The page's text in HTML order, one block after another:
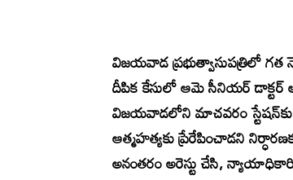
విజయవాడ ప్రభుత్వాసుపత్రిలో గత
దీపిక కేసులో ఆమె సీనియర్‌ డాక్టర్‌
విజయవాడలోని మాచవరం స్టేషన్‌కు
ఆత్మహత్యకు ప్రేరేపించాడని
అనంతరం అరెస్టు చేసి,